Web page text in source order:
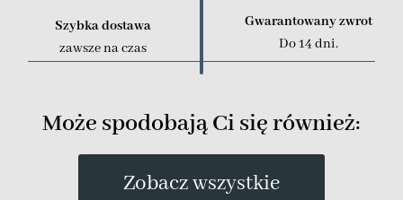
Szybka dostawa
zawsze na czas
Gwarantowany zwrot
Do 14 dni.
Może spodobają Ci się również:
Zobacz wszystkie